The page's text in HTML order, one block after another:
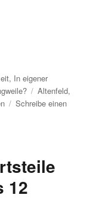
, In eigener
Schlagwörter
Altenfeld,
Schreibe einen
12